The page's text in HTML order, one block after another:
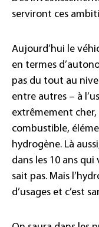
serviront ces
Aujourd’hui le
en termes
pas du tout au
entre autres – à
extrêmement
combustible,
hydrogène. Là
dans les 10 ans
sait pas. Mais
d’usages et c’est